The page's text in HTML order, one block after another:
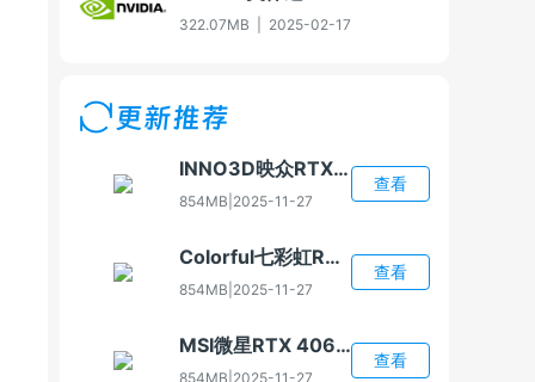
322.07MB 2025-02-17
更新推荐
INNO3D映众RTX 4060显卡驱动
854MB 2025-11-27
查看
Colorful七彩虹RTX 4060显卡驱动
854MB 2025-11-27
查看
MSI微星RTX 4060显卡驱动
854MB 2025-11-27
查看